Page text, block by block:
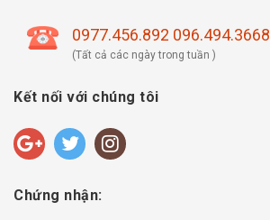
0977.456.892 096.494.3668
(Tất cả các ngày trong tuần )
Kết nối với chúng tôi
Chứng nhận: